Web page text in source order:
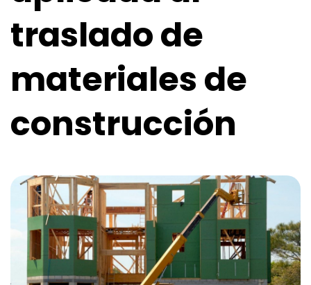
traslado de
materiales de
construcción